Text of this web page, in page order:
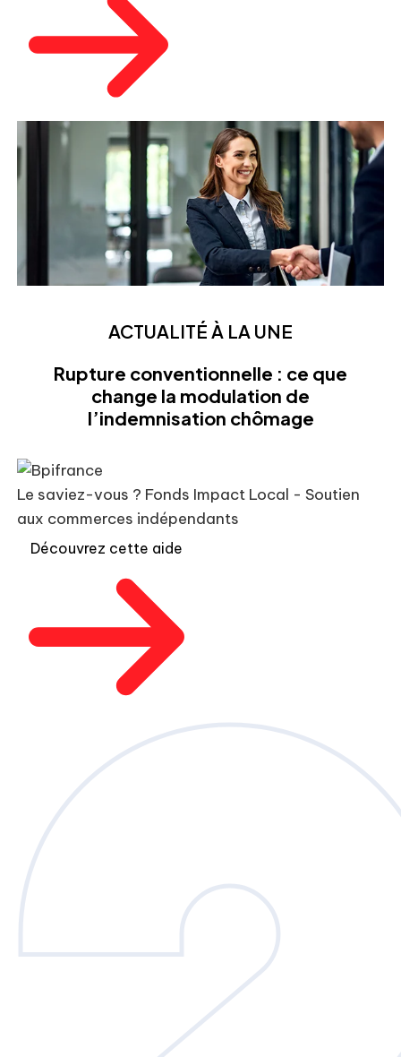
ACTUALITÉ À LA UNE
Rupture conventionnelle : ce que
change la modulation de
l’indemnisation chômage
Le saviez-vous ? Fonds Impact Local - Soutien
aux commerces indépendants
Découvrez cette aide